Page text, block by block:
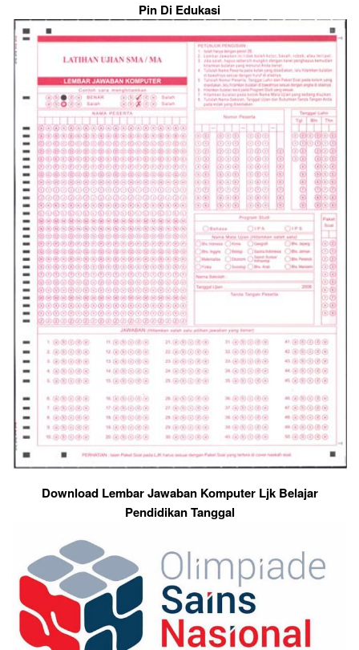
Pin Di Edukasi
Download Lembar Jawaban Komputer Ljk Belajar
Pendidikan Tanggal